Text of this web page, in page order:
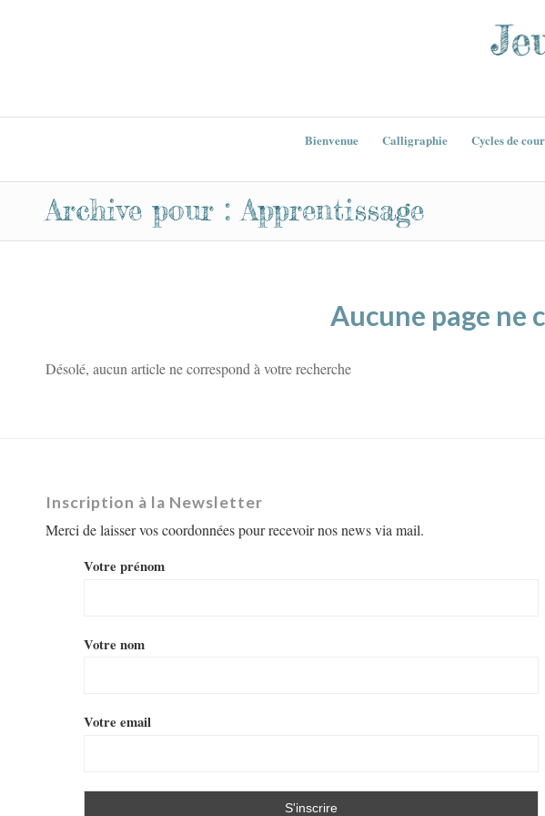
Bienvenue Calligraphie Cycles de
Archive pour : Apprentissage
Aucune page ne
Désolé, aucun article ne correspond à votre recherche
Inscription à la Newsletter
Merci de laisser vos coordonnées pour recevoir nos news via mail.
Votre prénom
Votre nom
Votre email